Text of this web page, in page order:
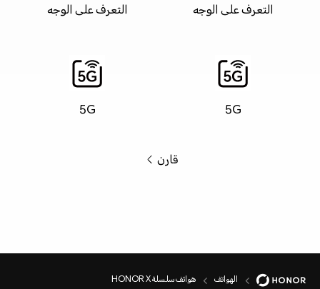
التعرف على الوجه
5G
التعرف على الوجه
5G
قارن
الهواتف هواتف سلسلة HONOR X